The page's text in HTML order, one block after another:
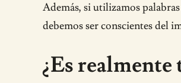
Además, si utilizamos
debemos ser conscientes del
¿Es